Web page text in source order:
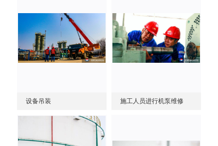
设备吊装 施工人员进行机泵维修